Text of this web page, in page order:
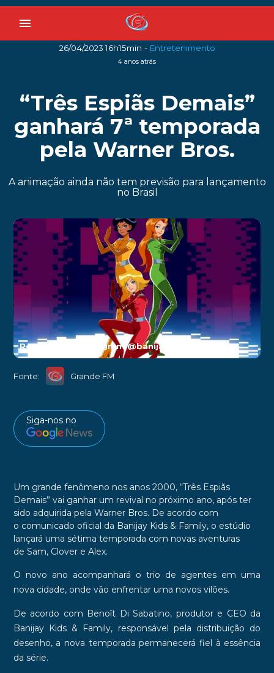
menu
26/04/2023 16h15min - Entretenimento
4 anos atrás
“Três Espiãs Demais”
ganhará 7ª temporada
pela Warner Bros.
A animação ainda não tem previsão para lançamento
no Brasil
Reprodução/Instagram @banijaygroup
Fonte: Grande FM
Siga-nos no
Um grande fenômeno nos anos 2000, “Três Espiãs
Demais” vai ganhar um revival no próximo ano, após ter
sido adquirida pela Warner Bros. De acordo com
o comunicado oficial da Banijay Kids & Family, o estúdio
lançará uma sétima temporada com novas aventuras
de Sam, Clover e Alex.
O novo ano acompanhará o trio de agentes em uma
nova cidade, onde vão enfrentar uma novos vilões.
De acordo com Benoît Di Sabatino, produtor e CEO da
Banijay Kids & Family, responsável pela distribuição do
desenho, a nova temporada permanecerá fiel à essência
da série.